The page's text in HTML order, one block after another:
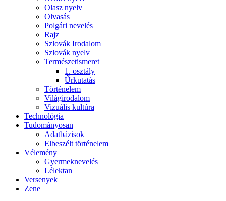
Olasz nyelv
Olvasás
Polgári nevelés
Rajz
Szlovák Irodalom
Szlovák nyelv
Természetismeret
1. osztály
Űrkutatás
Történelem
Világirodalom
Vizuális kultúra
Technológia
Tudományosan
Adatbázisok
Elbeszélt történelem
Vélemény
Gyermeknevelés
Lélektan
Versenyek
Zene